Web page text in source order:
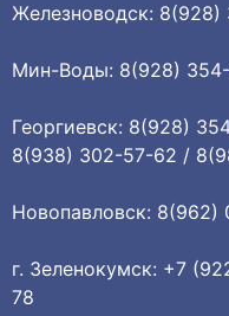
Железноводск:
Мин-Воды: 8(928)
Георгиевск: 8(928)
8(938) 302-57-62 /
Новопавловск: 8(962)
г. Зеленокумск: +7
78